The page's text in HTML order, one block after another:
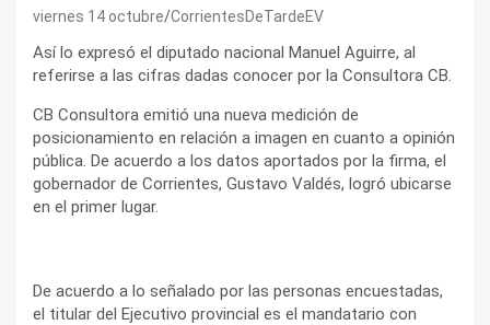
viernes 14 octubre CorrientesDeTardeEV
Así lo expresó el diputado nacional Manuel Aguirre, al
referirse a las cifras dadas conocer por la Consultora CB.
CB Consultora emitió una nueva medición de
posicionamiento en relación a imagen en cuanto a opinión
pública. De acuerdo a los datos aportados por la firma, el
gobernador de Corrientes, Gustavo Valdés, logró ubicarse
en el primer lugar.
De acuerdo a lo señalado por las personas encuestadas,
el titular del Ejecutivo provincial es el mandatario con